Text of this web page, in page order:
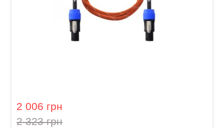
2 006 грн
2 323 грн